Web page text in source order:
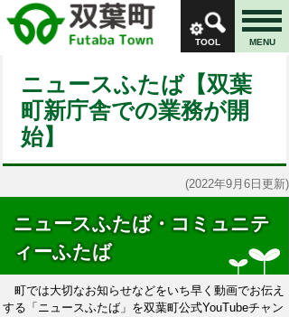
TOOL MENU
ニュースふたば【双葉
町新庁舎での業務が開
始】
(2022年9月6日更新)
ニュースふたば・コミュニテ
ィーふたば
町では大切なお知らせなどをいち早く動画でお伝え
する「ニュースふたば」を双葉町公式YouTubeチャン